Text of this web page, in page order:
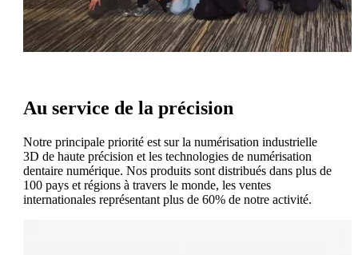
Au service de la précision
Notre principale priorité est sur la numérisation industrielle
3D de haute précision et les technologies de numérisation
dentaire numérique. Nos produits sont distribués dans plus de
100 pays et régions à travers le monde, les ventes
internationales représentant plus de 60% de notre activité.